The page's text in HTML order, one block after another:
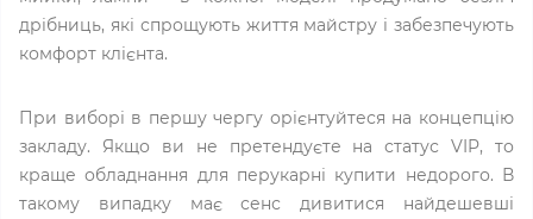
дрібниць, які спрощують життя майстру і забезпечують
комфорт клієнта.
При виборі в першу чергу орієнтуйтеся на концепцію
закладу. Якщо ви не претендуєте на статус VIP, то
краще обладнання для перукарні купити недорого. В
такому випадку має сенс дивитися найдешевші